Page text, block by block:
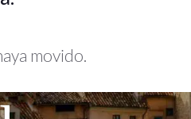
movido.